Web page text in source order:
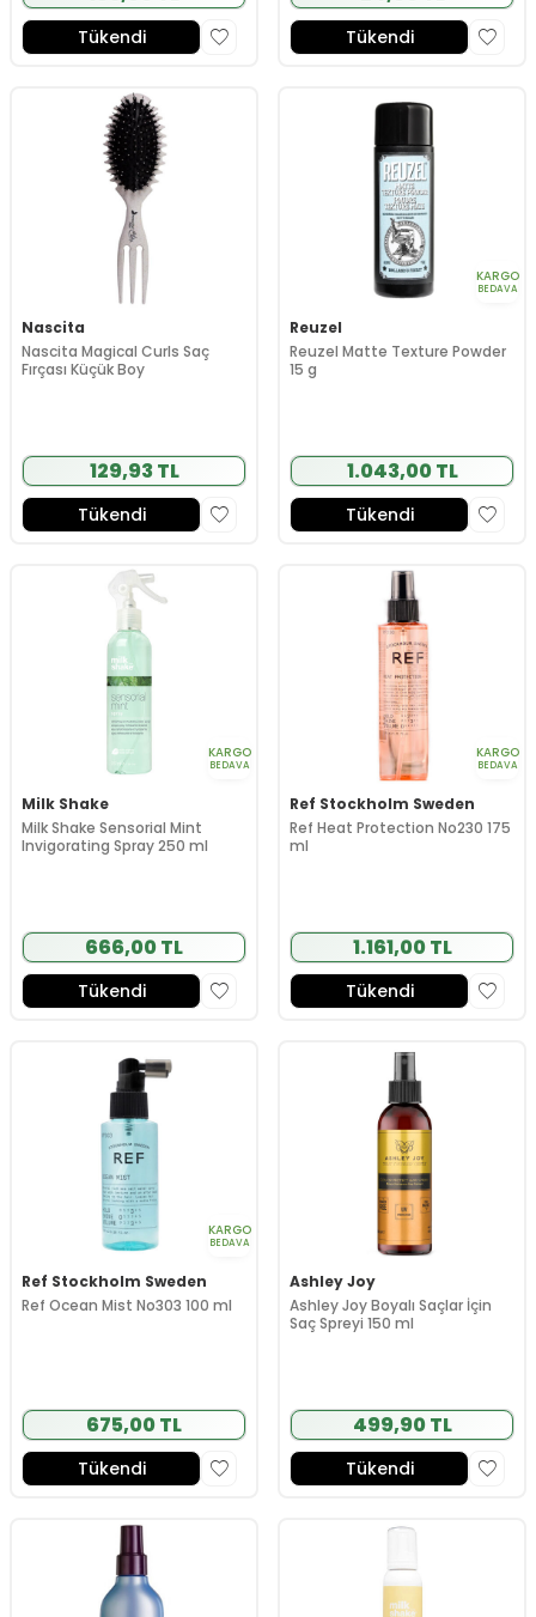
Tükendi Tükendi
Nascita
Nascita Magical Curls Saç
Fırçası Küçük Boy
129,93 TL
Tükendi
KARGO
BEDAVA
Reuzel
Reuzel Matte Texture Powder
15 g
1.043,00 TL
Tükendi
KARGO
BEDAVA
Milk Shake
Milk Shake Sensorial Mint
Invigorating Spray 250 ml
666,00 TL
Tükendi
KARGO
BEDAVA
Ref Stockholm Sweden
Ref Heat Protection No230 175
ml
1.161,00 TL
Tükendi
KARGO
BEDAVA
Ref Stockholm Sweden
Ref Ocean Mist No303 100 ml
675,00 TL
Tükendi
Ashley Joy
Ashley Joy Boyalı Saçlar İçin
Saç Spreyi 150 ml
499,90 TL
Tükendi